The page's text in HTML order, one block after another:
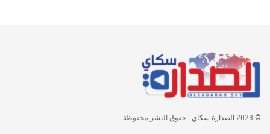
© 2023 الصدارة سكاي - حقوق النشر محفوظة